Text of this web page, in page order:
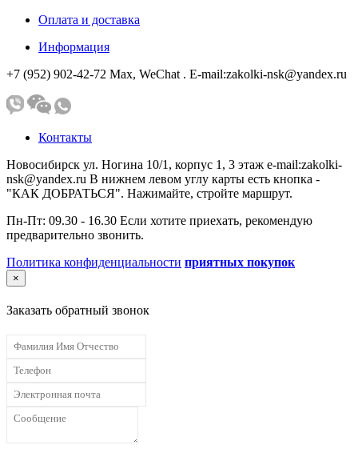
Оплата и доставка
Информация
+7 (952) 902-42-72 Мах, WeChat . E-mail:zakolki-nsk@yandex.ru
Контакты
Новосибирск ул. Ногина 10/1, корпус 1, 3 этаж e-mail:zakolki-
nsk@yandex.ru В нижнем левом углу карты есть кнопка -
"КАК ДОБРАТЬСЯ". Нажимайте, стройте маршрут.
Пн-Пт: 09.30 - 16.30 Если хотите приехать, рекомендую
предварительно звонить.
Политика конфиденциальности приятных покупок
×
Заказать обратный звонок